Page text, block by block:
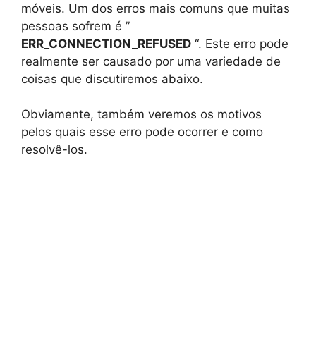
móveis. Um dos erros mais comuns que muitas
pessoas sofrem é ”
ERR_CONNECTION_REFUSED “. Este erro pode
realmente ser causado por uma variedade de
coisas que discutiremos abaixo.
Obviamente, também veremos os motivos
pelos quais esse erro pode ocorrer e como
resolvê-los.